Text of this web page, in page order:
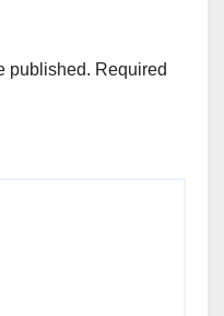
published. Required